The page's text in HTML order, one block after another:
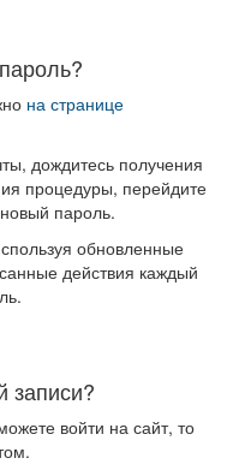
на странице
дождитесь получения
процедуры, перейдите
пароль.
обновленные
действия каждый
записи?
войти на сайт, то